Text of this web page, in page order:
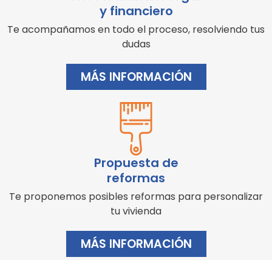
y financiero
Te acompañamos en todo el proceso, resolviendo tus
dudas
MÁS INFORMACIÓN
Propuesta de
reformas
Te proponemos posibles reformas para personalizar
tu vivienda
MÁS INFORMACIÓN